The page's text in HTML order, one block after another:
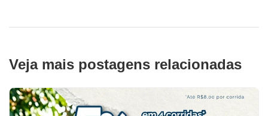
Veja mais postagens relacionadas